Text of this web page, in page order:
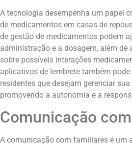
A tecnologia desempenha um papel
de medicamentos em casas de
de gestão de medicamentos podem
administração e a dosagem, além de
sobre possíveis interações
aplicativos de lembrete também
residentes que desejam gerenciar
promovendo a autonomia e a
Comunicação
A comunicação com familiares é um